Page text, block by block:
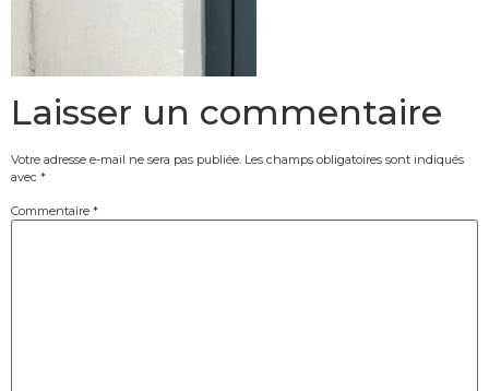
Laisser un commentaire
Votre adresse e-mail ne sera pas publiée. Les champs obligatoires sont indiqués
avec *
Commentaire *